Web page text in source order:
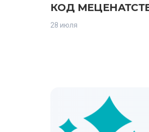
КОД
28 июля